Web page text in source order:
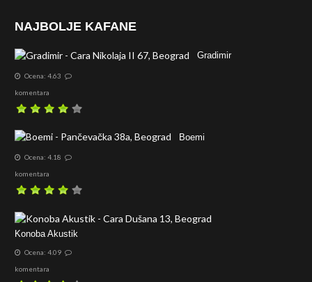
NAJBOLJE KAFANE
Gradimir
Ocena: 4.63
komentara
Boemi
Ocena: 4.18
komentara
Konoba Akustik
Ocena: 4.09
komentara